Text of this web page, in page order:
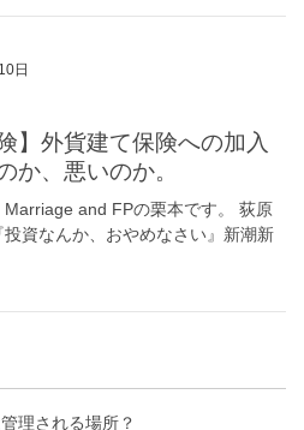
日
か、悪いのか。
Marriage and FPの栗本です。 荻原
資なんか、おやめなさい』新潮新
理される場所？